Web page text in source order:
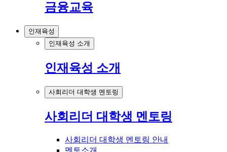
금융교육
인재육성
인재육성 소개
인재육성 소개
사회리더 대학생 멘토링
사회리더 대학생 멘토링
사회리더 대학생 멘토링 안내
멘토소개